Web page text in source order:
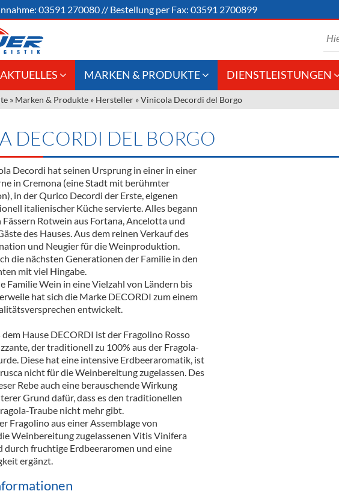
03591 270080 // Bestellung per Fax: 03591 2700899
AKTUELLES
Gastronomie &
Gastronomie
Innovation - Die Neue Art des
"DroughtMaster"
Neuigkeiten
MARKEN & PRODUKTE
Weine & Schaumwein
Spirituosen
Bier
Alkoholfreie Getränke
Öle & Küchenartikel
Kaffee
Barzubehör
Equipment
Verpackung
Hygieneartikel & Desinfektion
DIENSTLEISTUNGEN
Kommisionskauf &
Fremddienstleistungen
» Marken & Produkte » Hersteller »Vinicola Decordi del Borgo
DECORDI DEL BORGO
Decordi hat seinen Ursprung in einer in einer
in Cremona (eine Stadt mit berühmter
in der Qurico Decordi der Erste, eigenen
italienischer Küche servierte. Alles begann
Rotwein aus Fortana, Ancelotta und
des Hauses. Aus dem reinen Verkauf des
und Neugier für die Weinproduktion.
die nächsten Generationen der Familie in den
mit viel Hingabe.
Familie Wein in eine Vielzahl von Ländern bis
hat sich die Marke DECORDI zum einem
entwickelt.
dem Hause DECORDI ist der Fragolino Rosso
der traditionell zu 100% aus der Fragola-
Diese hat eine intensive Erdbeeraromatik, ist
nicht für die Weinbereitung zugelassen. Des
Rebe auch eine berauschende Wirkung
Grund dafür, dass es den traditionellen
Traube nicht mehr gibt.
Fragolino aus einer Assemblage von
Weinbereitung zugelassenen Vitis Vinifera
durch fruchtige Erdbeeraromen und eine
ergänzt.